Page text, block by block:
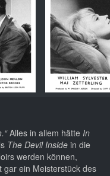
Alles in allem hätte In
The Devil Inside in die
werden können,
gar ein Meisterstück des